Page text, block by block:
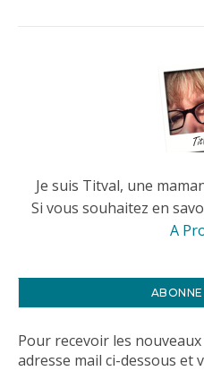
Je suis Titval, une
Si vous souhaitez en
A
Pour recevoir les
adresse mail ci-dessous et